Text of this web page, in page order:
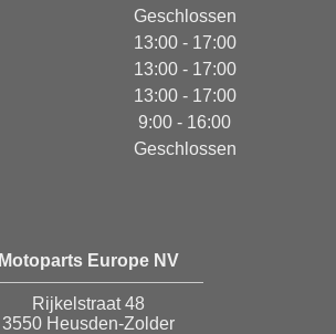
Geschlossen
13:00 - 17:00
13:00 - 17:00
13:00 - 17:00
9:00 - 16:00
Geschlossen
Motoparts Europe NV
Rijkelstraat 48
3550 Heusden-Zolder